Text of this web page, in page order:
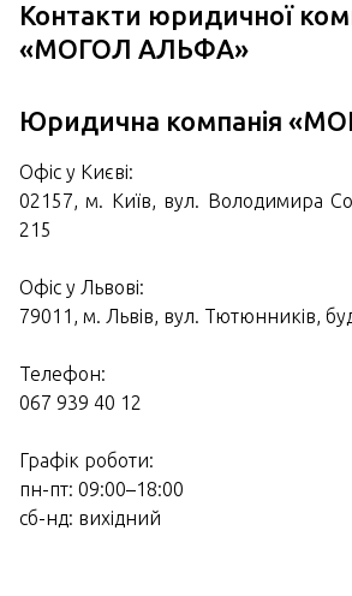
Контакти юридичної
«МОГОЛ АЛЬФА»
Юридична компанія
Офіс у Києві:
02157, м. Київ, вул. Володимира
215
Офіс у Львові:
79011, м. Львів, вул. Тютюнників,
Телефон:
067 939 40 12
Графік роботи:
пн-пт: 09:00–18:00
сб-нд: вихідний